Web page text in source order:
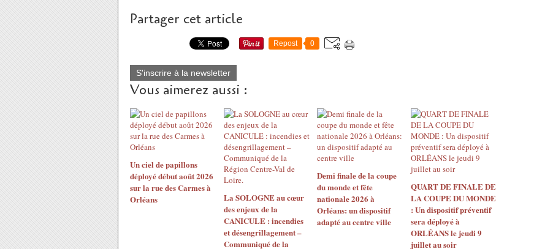
Partager cet article
Repost 0
S'inscrire à la newsletter
Vous aimerez aussi :
Un ciel de papillons
déployé début août 2026
sur la rue des Carmes à
Orléans
La SOLOGNE au cœur
des enjeux de la
CANICULE : incendies
et désengrillagement –
Communiqué de la
Demi finale de la coupe
du monde et fête
nationale 2026 à
Orléans: un dispositif
adapté au centre ville
QUART DE FINALE DE
LA COUPE DU MONDE
: Un dispositif préventif
sera déployé à
ORLÉANS le jeudi 9
juillet au soir